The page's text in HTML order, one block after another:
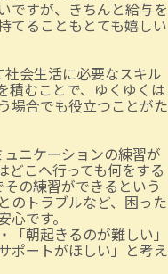
ですが、きちんと給与を
てることもとても嬉しい
会生活に必要なスキル
積むことで、ゆくゆくは
場合でも役立つことがた
ニケーションの練習が
どこへ行っても何をする
の練習ができるという
のトラブルなど、困った
です。
朝起きるのが難しい」
ポートがほしい」と考え